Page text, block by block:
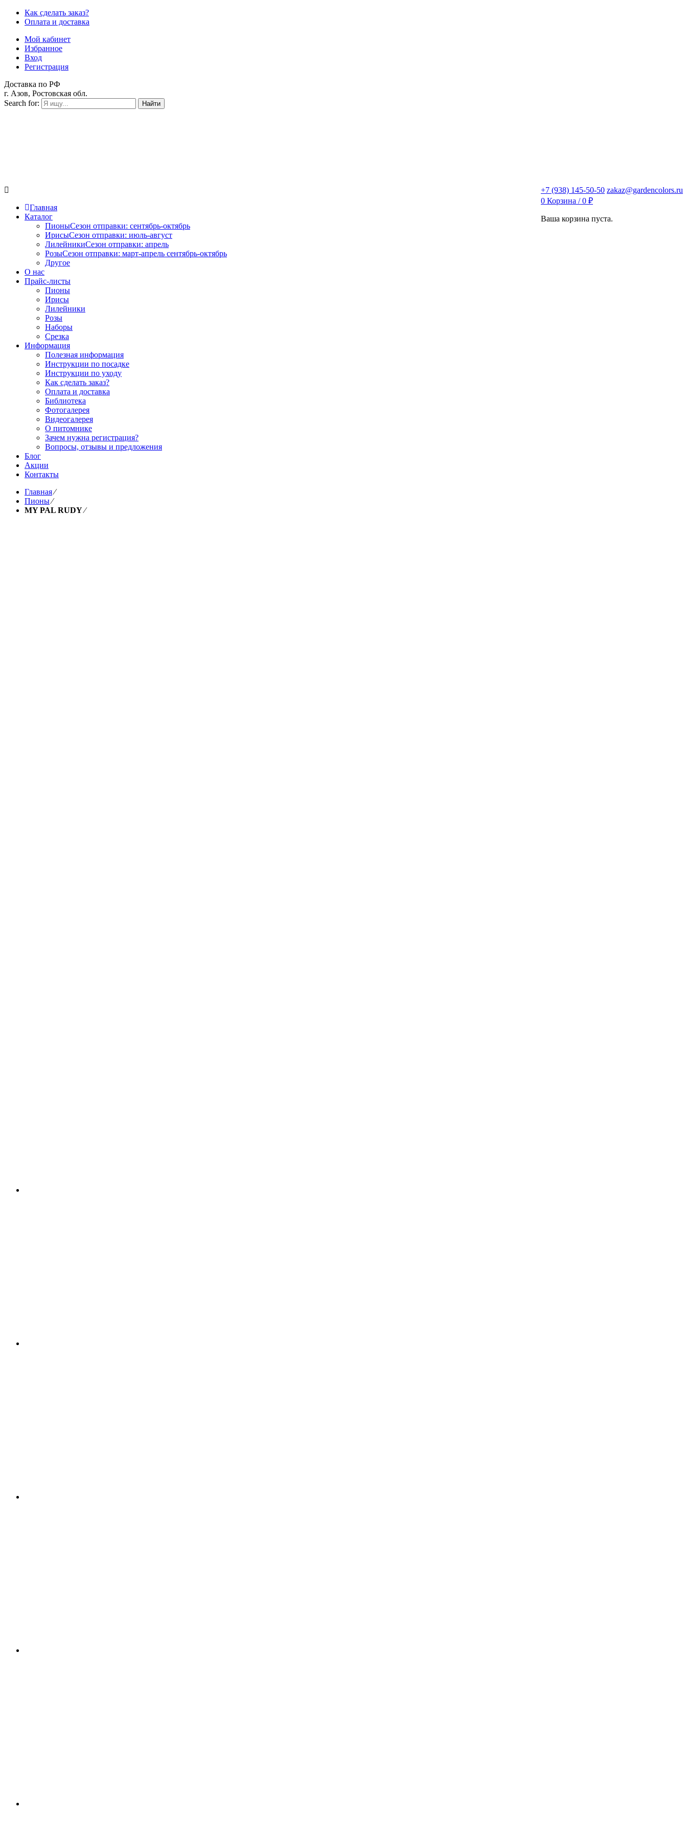
Как сделать заказ?
Оплата и доставка
Мой кабинет
Избранное
Вход
Регистрация
Доставка по РФ
г. Азов, Ростовская обл.
Search for:
Найти
+7 (938) 145-50-50 zakaz@gardencolors.ru
0 Корзина /0 ₽
Ваша корзина пуста.
Главная
Каталог
ПионыСезон отправки: сентябрь-октябрь
ИрисыСезон отправки: июль-август
ЛилейникиСезон отправки: апрель
РозыСезон отправки: март-апрель сентябрь-октябрь
Другое
О нас
Прайс-листы
Пионы
Ирисы
Лилейники
Розы
Наборы
Срезка
Информация
Полезная информация
Инструкции по посадке
Инструкции по уходу
Как сделать заказ?
Оплата и доставка
Библиотека
Фотогалерея
Видеогалерея
О питомнике
Зачем нужна регистрация?
Вопросы, отзывы и предложения
Блог
Акции
Контакты
Главная⁄
Пионы⁄
MY PAL RUDY⁄